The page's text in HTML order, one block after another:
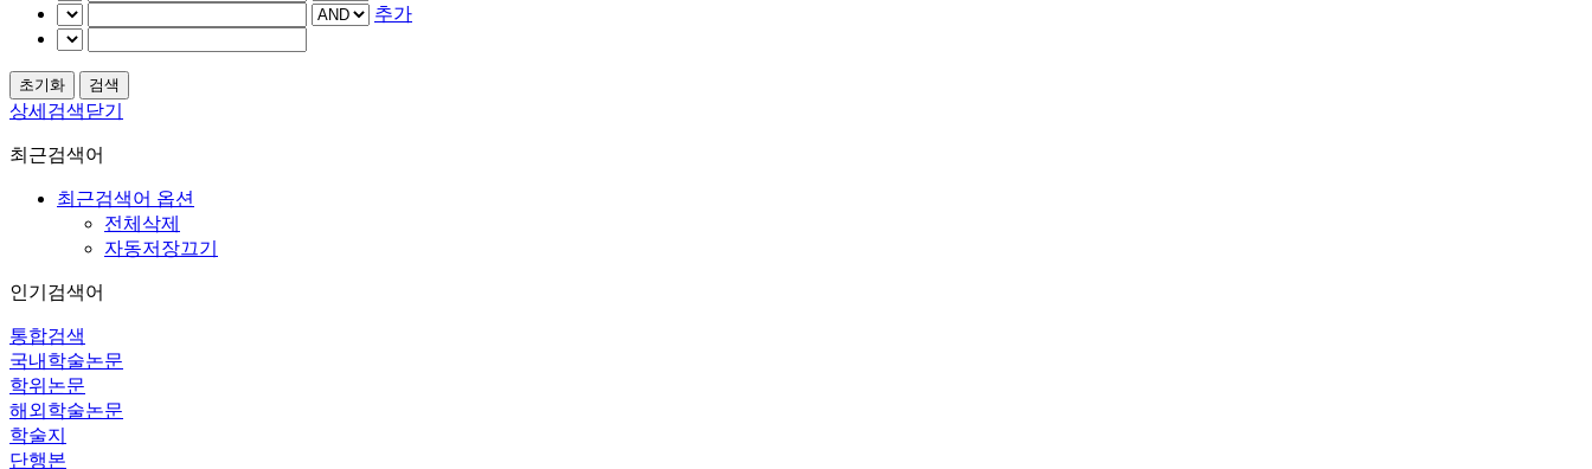
추가
상세검색닫기
최근검색어
최근검색어 옵션
전체삭제
자동저장끄기
인기검색어
통합검색
국내학술논문
학위논문
해외학술논문
학술지
단행본